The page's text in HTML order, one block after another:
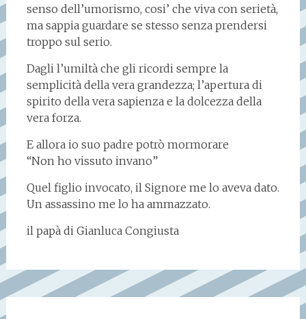
senso dell’umorismo, cosi’ che viva con serietà,
ma sappia guardare se stesso senza prendersi
troppo sul serio.
Dagli l’umiltà che gli ricordi sempre la
semplicità della vera grandezza; l’apertura di
spirito della vera sapienza e la dolcezza della
vera forza.
E allora io suo padre potrò mormorare
“Non ho vissuto invano”
Quel figlio invocato, il Signore me lo aveva dato.
Un assassino me lo ha ammazzato.
il papà di Gianluca Congiusta